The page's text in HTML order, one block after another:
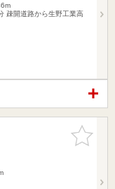
疎開道路から生野工業高
お気に入
りに追加